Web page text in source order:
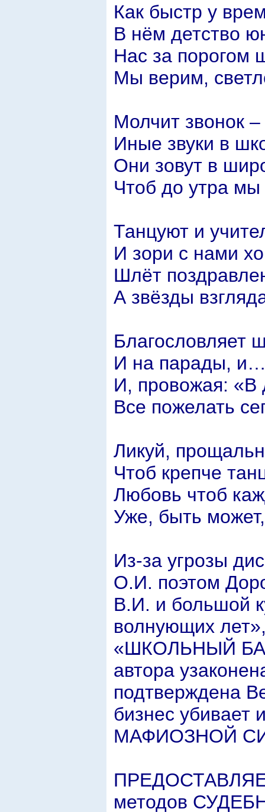
Как быстр у
В нём детство
Нас за порогом
Мы верим,
Молчит звонок
Иные звуки в
Они зовут в
Чтоб до утра мы
Танцуют и
И зори с нами
Шлёт
А звёзды
Благословляет
И на парады,
И, провожая: «В
Все пожелать
Ликуй,
Чтоб крепче
Любовь чтоб
Уже, быть
Из-за угрозы
О.И. поэтом
В.И. и большой
волнующих
«ШКОЛЬНЫЙ
автора
подтверждена
бизнес
МАФИОЗНОЙ
методов